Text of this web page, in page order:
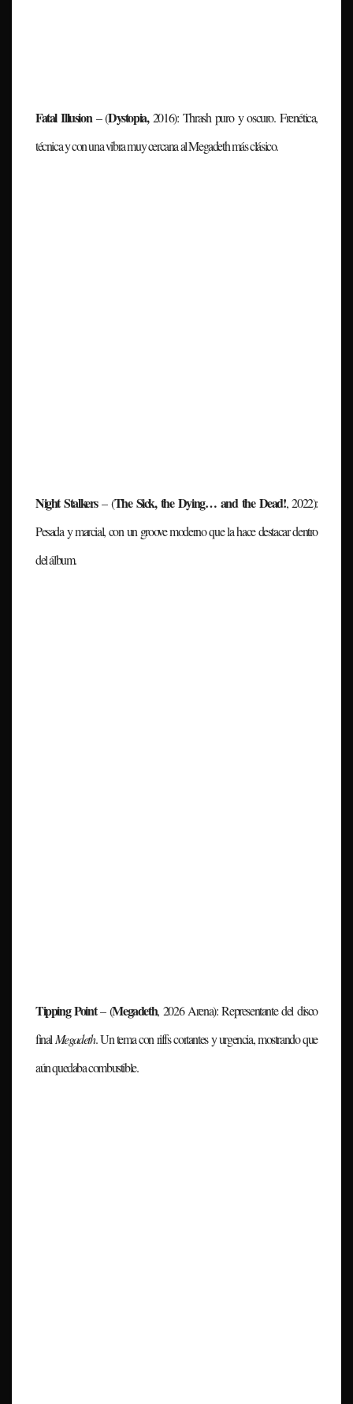
Fatal Illusion– (Dystopia,2016): Thrash puro y oscuro. Frenética,
técnica y con una vibra muy cercana al Megadeth más clásico.
Night Stalkers– (The Sick, the Dying… and the Dead!, 2022):
Pesada y marcial, con un groove moderno que la hace destacar dentro
del álbum.
Tipping Point– (Megadeth, 2026 Arena): Representante del disco
finalMegadeth. Un tema con riffs cortantes y urgencia, mostrando que
aún quedaba combustible.